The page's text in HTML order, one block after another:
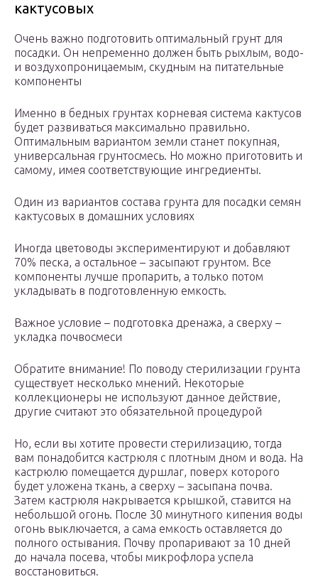
кактусовых
Очень важно подготовить оптимальный грунт для
посадки. Он непременно должен быть рыхлым, водо-
и воздухопроницаемым, скудным на питательные
компоненты
Именно в бедных грунтах корневая система кактусов
будет развиваться максимально правильно.
Оптимальным вариантом земли станет покупная,
универсальная грунтосмесь. Но можно приготовить и
самому, имея соответствующие ингредиенты.
Один из вариантов состава грунта для посадки семян
кактусовых в домашних условиях
Иногда цветоводы экспериментируют и добавляют
70% песка, а остальное – засыпают грунтом. Все
компоненты лучше пропарить, а только потом
укладывать в подготовленную емкость.
Важное условие – подготовка дренажа, а сверху –
укладка почвосмеси
Обратите внимание! По поводу стерилизации грунта
существует несколько мнений. Некоторые
коллекционеры не используют данное действие,
другие считают это обязательной процедурой
Но, если вы хотите провести стерилизацию, тогда
вам понадобится кастрюля с плотным дном и вода. На
кастрюлю помещается дуршлаг, поверх которого
будет уложена ткань, а сверху – засыпана почва.
Затем кастрюля накрывается крышкой, ставится на
небольшой огонь. После 30 минутного кипения воды
огонь выключается, а сама емкость оставляется до
полного остывания. Почву пропаривают за 10 дней
до начала посева, чтобы микрофлора успела
восстановиться.